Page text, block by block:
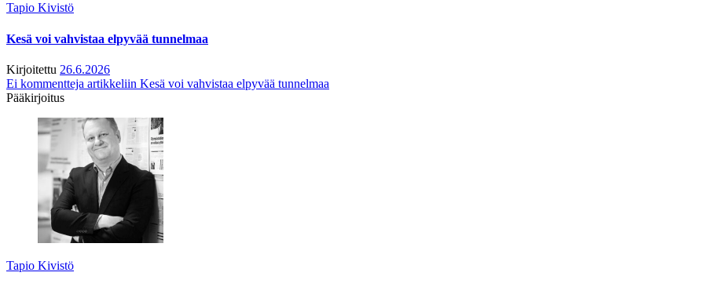
Tapio Kivistö
Kesä voi vahvistaa elpyvää tunnelmaa
Kirjoitettu 26.6.2026
Ei kommentteja artikkeliin Kesä voi vahvistaa elpyvää tunnelmaa
Pääkirjoitus
Tapio Kivistö